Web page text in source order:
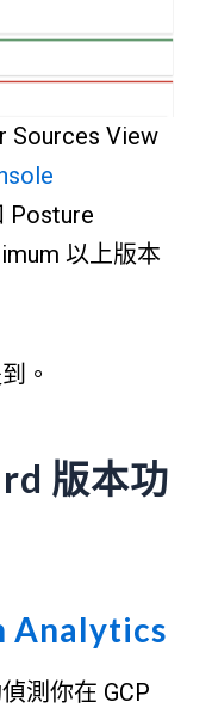
Sources View
Posture
以上版本
。
版本功
Analytics
測你在 GCP